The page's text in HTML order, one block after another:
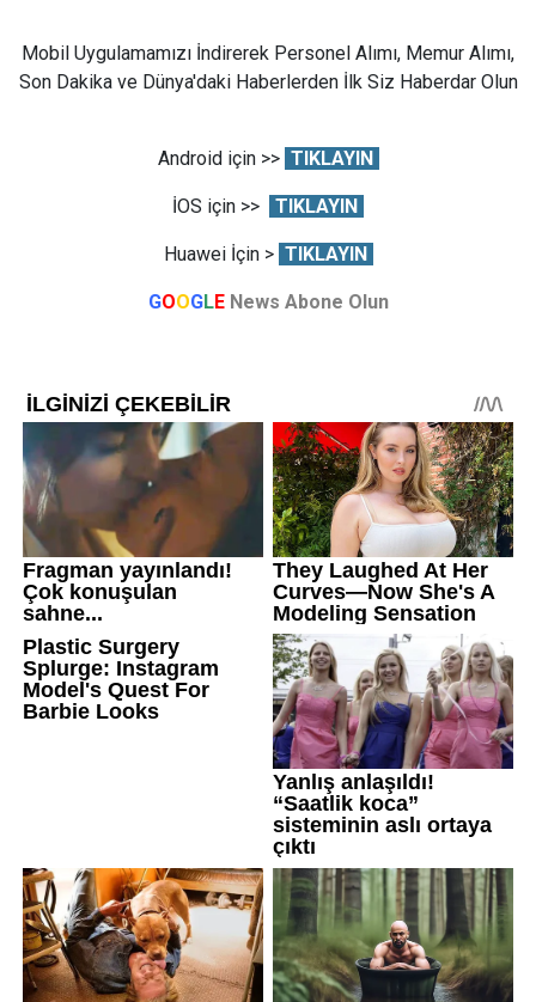
Mobil Uygulamamızı İndirerek Personel Alımı, Memur Alımı,
Son Dakika ve Dünya'daki Haberlerden İlk Siz Haberdar Olun
Android için >> TIKLAYIN
İOS için >> TIKLAYIN
Huawei İçin > TIKLAYIN
GOOGLE News Abone Olun